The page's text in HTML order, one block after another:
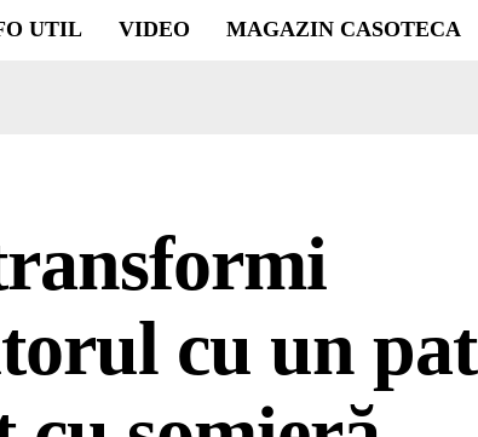
UTIL VIDEO MAGAZIN CASOTECA
cu un pat